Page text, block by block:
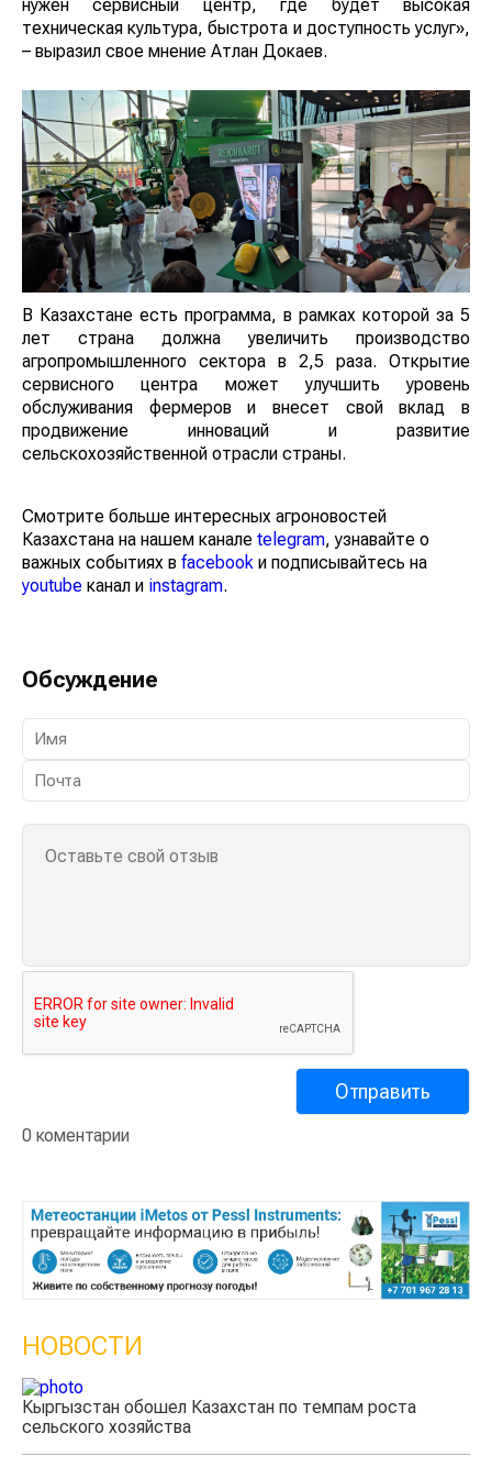
нужен сервисный центр, где будет высокая
техническая культура, быстрота и доступность услуг»,
– выразил свое мнение Атлан Докаев.
В Казахстане есть программа, в рамках которой за 5
лет страна должна увеличить производство
агропромышленного сектора в 2,5 раза. Открытие
сервисного центра может улучшить уровень
обслуживания фермеров и внесет свой вклад в
продвижение инноваций и развитие
сельскохозяйственной отрасли страны.
Смотрите больше интересных агроновостей
Казахстана на нашем канале telegram, узнавайте о
важных событиях в facebook и подписывайтесь на
youtube канал и instagram.
Обсуждение
0 коментарии
НОВОСТИ
Казахстанские фермеры заработали $35 млн на
экспорте чечевицы